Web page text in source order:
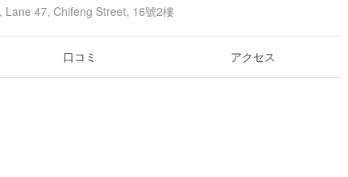
Lane 47, Chifeng Street, 16號2樓
口コミ アクセス